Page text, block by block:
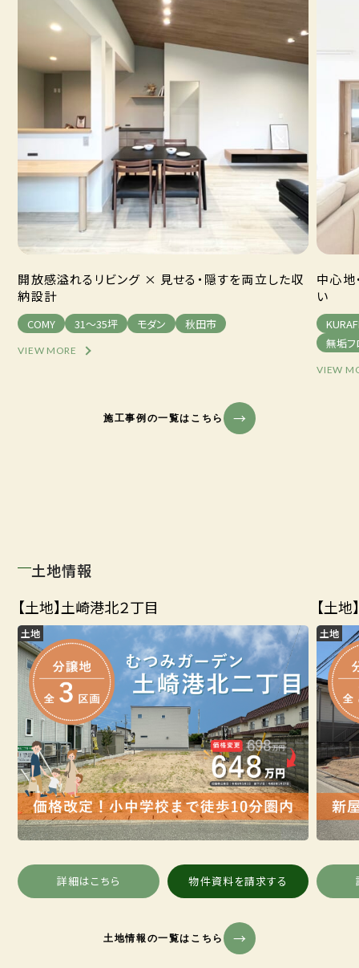
開放感溢れるリビング × 見せる・隠すを両立した収
納設計
COMY 31～35坪 モダン 秋田市
VIEW MORE
中心地
い
無垢フ
VIEW
施工事例の一覧はこちら
土地情報
【土地】土崎港北２丁目
土地
詳細はこちら 物件資料を請求する
【土
土地
土地情報の一覧はこちら